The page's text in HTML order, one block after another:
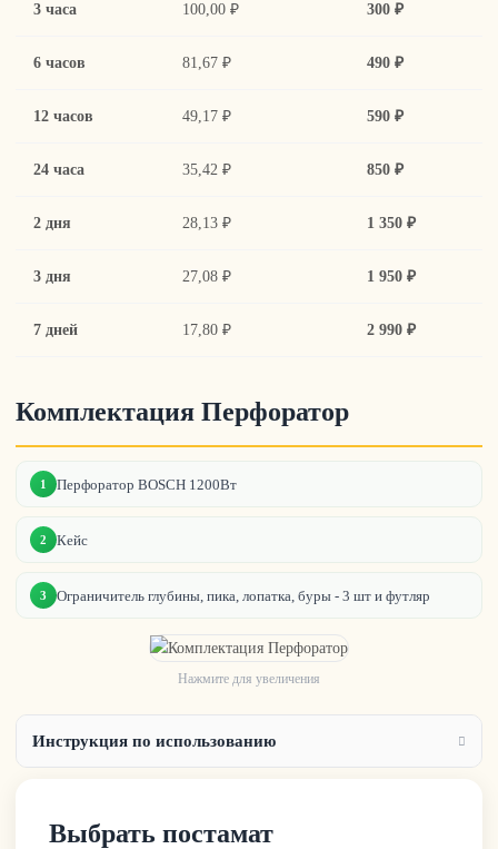
3 часа 100,00 ₽ 300 ₽
6 часов 81,67 ₽ 490 ₽
12 часов 49,17 ₽ 590 ₽
24 часа 35,42 ₽ 850 ₽
2 дня 28,13 ₽ 1 350 ₽
3 дня 27,08 ₽ 1 950 ₽
7 дней 17,80 ₽ 2 990 ₽
Комплектация Перфоратор
1 Перфоратор BOSCH 1200Вт
2 Кейс
3 Ограничитель глубины, пика, лопатка, буры - 3 шт и футляр
Нажмите для увеличения
Инструкция по использованию
Выбрать постамат